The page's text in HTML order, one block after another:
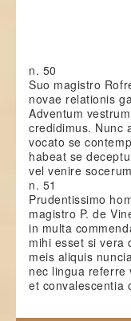
n. 50
Suo magistro
novae relationis
Adventum
credidimus. Nunc
vocato se
habeat se
vel venire
n. 51
Prudentissimo
magistro P. de
in multa
mihi esset si vera
meis aliquis
nec lingua referre
et convalescentia